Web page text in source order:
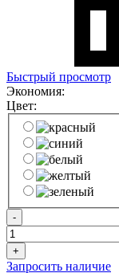
Быстрый просмотр
Экономия:
Цвет:
-
+
Запросить наличие